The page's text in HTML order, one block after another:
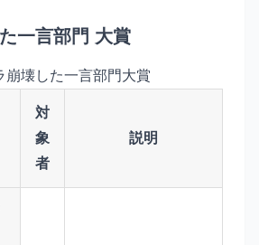
一言部門 大賞
崩壊した一言部門大賞
対
象
者
説明